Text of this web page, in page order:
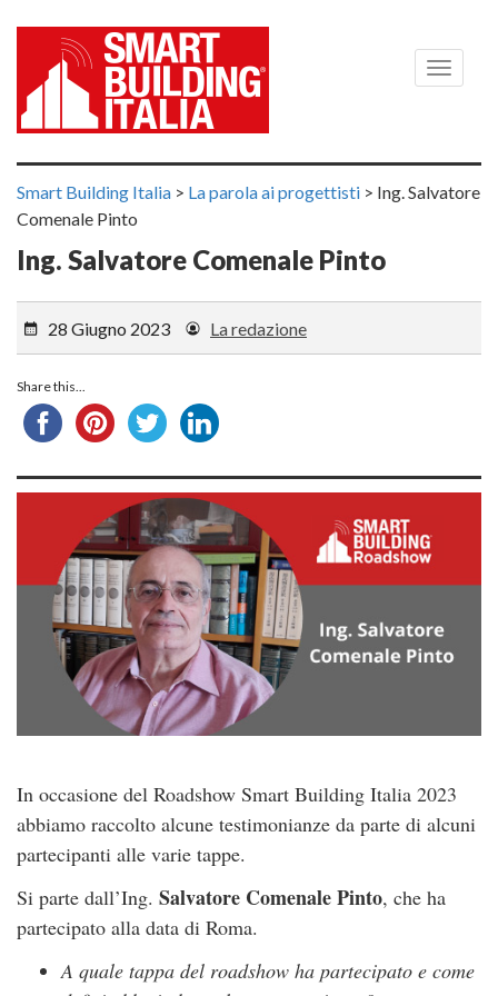
Menù
Smart Building Italia > La parola ai progettisti > Ing. Salvatore
Comenale Pinto
Ing. Salvatore Comenale Pinto
28 Giugno 2023 La redazione
Share this...
In occasione del Roadshow Smart Building Italia 2023
abbiamo raccolto alcune testimonianze da parte di alcuni
partecipanti alle varie tappe.
Si parte dall’Ing. Salvatore Comenale Pinto, che ha
partecipato alla data di Roma.
A quale tappa del roadshow ha partecipato e come